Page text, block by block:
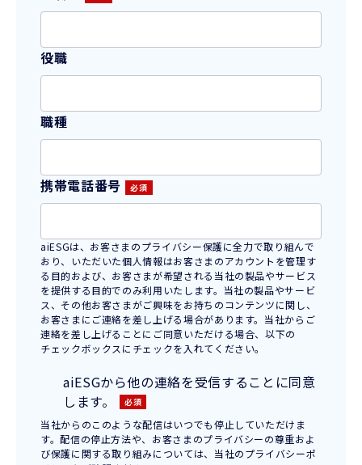
役職
職種
携帯電話番号
aiESGは、お客さまのプライバシー保護に全力で取り組んで
おり、いただいた個人情報はお客さまのアカウントを管理す
る目的および、お客さまが希望される当社の製品やサービス
を提供する目的でのみ利用いたします。当社の製品やサービ
ス、その他お客さまがご興味をお持ちのコンテンツに関し、
お客さまにご連絡を差し上げる場合があります。当社からご
連絡を差し上げることにご同意いただける場合、以下の
チェックボックスにチェックを入れてください。
aiESGから他の連絡を受信することに同意
します。
当社からのこのような配信はいつでも停止していただけま
す。配信の停止方法や、お客さまのプライバシーの尊重およ
び保護に関する取り組みについては、当社のプライバシーポ